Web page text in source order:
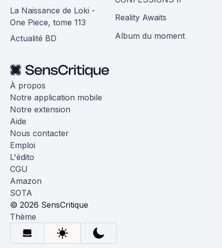
La Naissance de Loki -
One Piece, tome 113
Actualité BD
Reality Awaits
Album du moment
À propos
Notre application mobile
Notre extension
Aide
Nous contacter
Emploi
L'édito
CGU
Amazon
SOTA
© 2026 SensCritique
Thème